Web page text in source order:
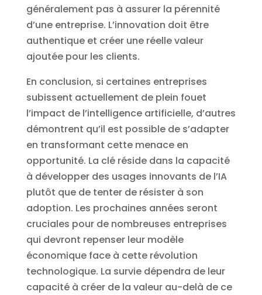
généralement pas à assurer la pérennité
d’une entreprise. L’innovation doit être
authentique et créer une réelle valeur
ajoutée pour les clients.
En conclusion, si certaines entreprises
subissent actuellement de plein fouet
l’impact de l’intelligence artificielle, d’autres
démontrent qu’il est possible de s’adapter
en transformant cette menace en
opportunité. La clé réside dans la capacité
à développer des usages innovants de l’IA
plutôt que de tenter de résister à son
adoption. Les prochaines années seront
cruciales pour de nombreuses entreprises
qui devront repenser leur modèle
économique face à cette révolution
technologique. La survie dépendra de leur
capacité à créer de la valeur au-delà de ce